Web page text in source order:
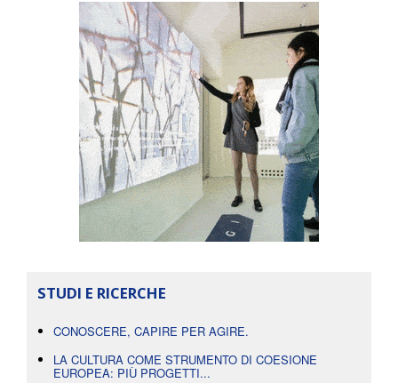
STUDI E RICERCHE
CONOSCERE, CAPIRE PER AGIRE.
LA CULTURA COME STRUMENTO DI COESIONE
EUROPEA: PIÙ PROGETTI...